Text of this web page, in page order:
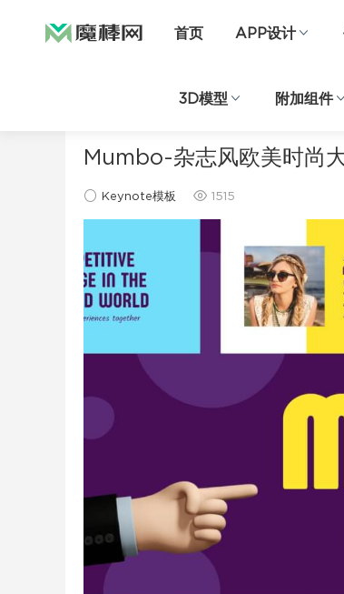
首页 APP设计
3D模型 附加组件
ppt模板 Keynote模板
Mumbo-杂志风欧美时尚
Keynote模板 1515